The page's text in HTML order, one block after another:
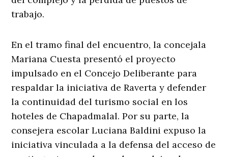
trabajo.
En el tramo final del encuentro, la concejala
Mariana Cuesta presentó el proyecto
impulsado en el Concejo Deliberante para
respaldar la iniciativa de Raverta y defender
la continuidad del turismo social en los
hoteles de Chapadmalal. Por su parte, la
consejera escolar Luciana Baldini expuso la
iniciativa vinculada a la defensa del acceso de